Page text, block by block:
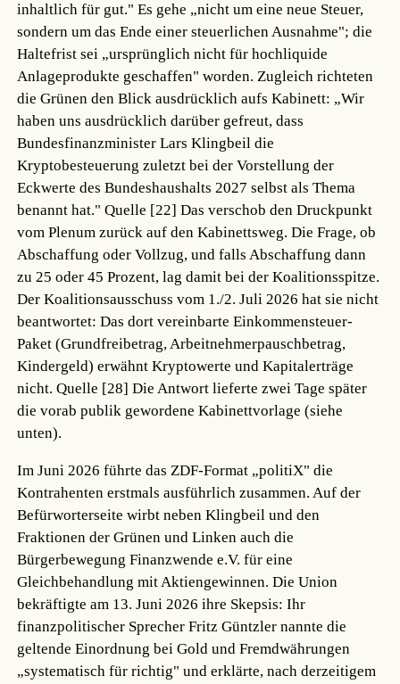
inhaltlich für gut." Es gehe „nicht um eine neue Steuer,
sondern um das Ende einer steuerlichen Ausnahme"; die
Haltefrist sei „ursprünglich nicht für hochliquide
Anlageprodukte geschaffen" worden. Zugleich richteten
die Grünen den Blick ausdrücklich aufs Kabinett: „Wir
haben uns ausdrücklich darüber gefreut, dass
Bundesfinanzminister Lars Klingbeil die
Kryptobesteuerung zuletzt bei der Vorstellung der
Eckwerte des Bundeshaushalts 2027 selbst als Thema
benannt hat."Quelle [22] Das verschob den Druckpunkt
vom Plenum zurück auf den Kabinettsweg. Die Frage, ob
Abschaffung oder Vollzug, und falls Abschaffung dann
zu 25 oder 45 Prozent, lag damit bei der Koalitionsspitze.
Der Koalitionsausschuss vom 1./2. Juli 2026 hat sie nicht
beantwortet: Das dort vereinbarte Einkommensteuer-
Paket (Grundfreibetrag, Arbeitnehmerpauschbetrag,
Kindergeld) erwähnt Kryptowerte und Kapitalerträge
nicht.Quelle [28] Die Antwort lieferte zwei Tage später
die vorab publik gewordene Kabinettvorlage (siehe
unten).
Im Juni 2026 führte das ZDF-Format „politiX" die
Kontrahenten erstmals ausführlich zusammen. Auf der
Befürworterseite wirbt neben Klingbeil und den
Fraktionen der Grünen und Linken auch die
Bürgerbewegung Finanzwende e.V. für eine
Gleichbehandlung mit Aktiengewinnen. Die Union
bekräftigte am 13. Juni 2026 ihre Skepsis: Ihr
finanzpolitischer Sprecher Fritz Güntzler nannte die
geltende Einordnung bei Gold und Fremdwährungen
„systematisch für richtig" und erklärte, nach derzeitigem